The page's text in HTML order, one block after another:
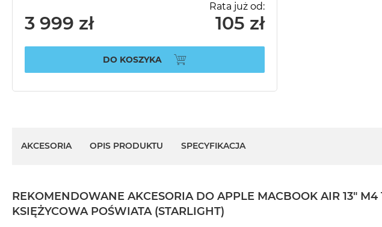
3 999 zł
Rata już od:
105 zł
DO KOSZYKA
AKCESORIA OPIS PRODUKTU SPECYFIKACJA
REKOMENDOWANE AKCESORIA DO APPLE MACBOOK AIR 13"
KSIĘŻYCOWA POŚWIATA (STARLIGHT)